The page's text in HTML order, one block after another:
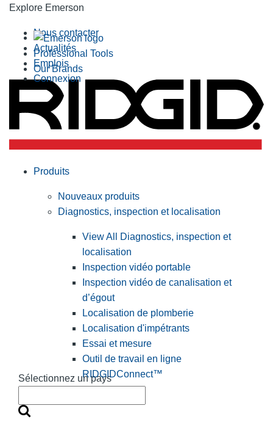
Explore Emerson
Professional Tools
Our Brands
Nous contacter
Actualités
Emplois
Connexion
Sélectionnez un pays
Produits
Nouveaux produits
Diagnostics, inspection et localisation
View All Diagnostics, inspection et
localisation
Inspection vidéo portable
Inspection vidéo de canalisation et
d’égout
Localisation de plomberie
Localisation d'impétrants
Essai et mesure
Outil de travail en ligne
RIDGIDConnect™